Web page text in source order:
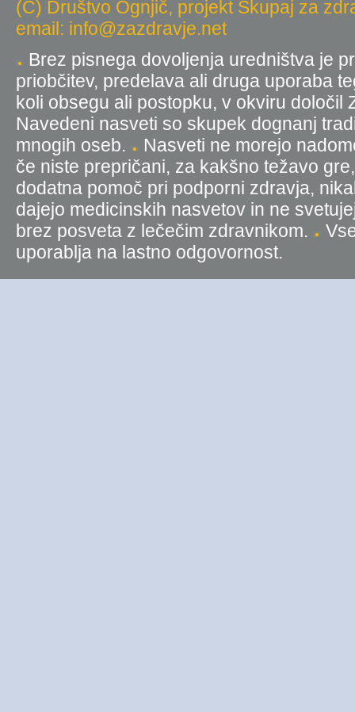
(C) Društvo Ognjič, projekt Skupaj za
email: info@zazdravje.net
Brez pisnega dovoljenja uredništva je
priobčitev, predelava ali druga uporaba
koli obsegu ali postopku, v okviru
Navedeni nasveti so skupek dognanj
mnogih oseb.
Nasveti ne morejo
če niste prepričani, za kakšno težavo
dodatna pomoč pri podporni zdravja,
dajejo medicinskih nasvetov in ne
brez posveta z lečečim zdravnikom.
uporablja na lastno odgovornost.